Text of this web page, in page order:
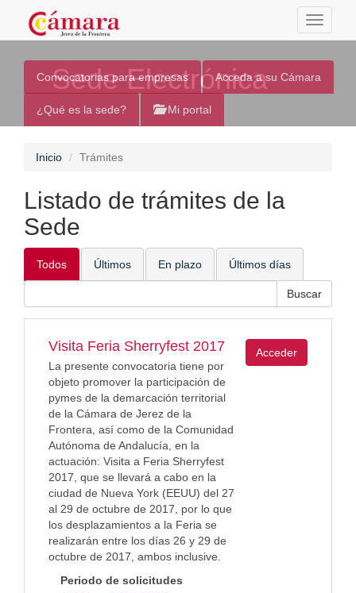
Toggle
Sede Electrónica
Convocatorias para empresas Acceda a su Cámara
¿Qué es la sede? Mi portal
Inicio Trámites
Listado de trámites de la
Sede
Todos Últimos En plazo Últimos días
Visita Feria Sherryfest 2017
La presente convocatoria tiene por
objeto promover la participación de
pymes de la demarcación territorial
de la Cámara de Jerez de la
Frontera, así como de la Comunidad
Autónoma de Andalucía, en la
actuación: Visita a Feria Sherryfest
2017, que se llevará a cabo en la
ciudad de Nueva York (EEUU) del 27
al 29 de octubre de 2017, por lo que
los desplazamientos a la Feria se
realizarán entre los días 26 y 29 de
octubre de 2017, ambos inclusive.
Periodo de solicitudes
Acceder